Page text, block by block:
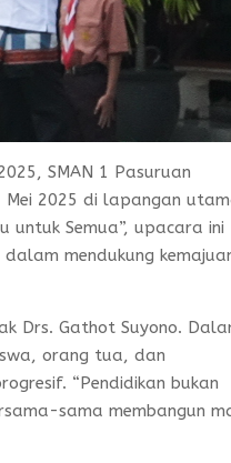
SMAN 1 Pasuruan
Mei 2025 di lapangan
untuk Semua”, upacara ini
mendukung
Drs. Gathot Suyono.
orang tua, dan
“Pendidikan bukan
sama membangun